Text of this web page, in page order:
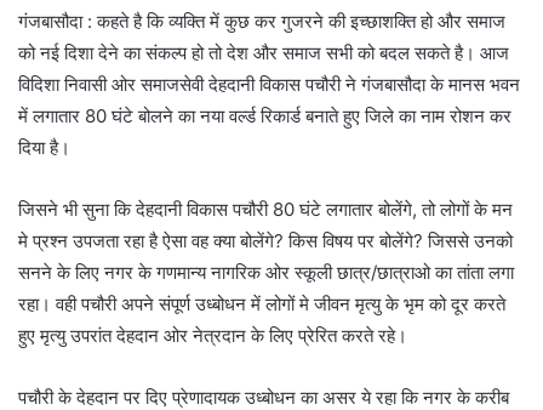
गंजबासौदा : कहते है कि व्यक्ति में कुछ कर गुजरने की इच्छाशक्ति हो और समाज
को नई दिशा देने का संकल्प हो तो देश और समाज सभी को बदल सकते है। आज
विदिशा निवासी ओर समाजसेवी देहदानी विकास पचौरी ने गंजबासौदा के मानस भवन
में लगातार 80 घंटे बोलने का नया वर्ल्ड रिकार्ड बनाते हुए जिले का नाम रोशन कर
दिया है।
जिसने भी सुना कि देहदानी विकास पचौरी 80 घंटे लगातार बोलेंगे, तो लोगों के मन
मे प्रश्न उपजता रहा है ऐसा वह क्या बोलेंगे? किस विषय पर बोलेंगे? जिससे उनको
सनने के लिए नगर के गणमान्य नागरिक ओर स्कूली छात्र/छात्राओ का तांता लगा
रहा। वही पचौरी अपने संपूर्ण उध्बोधन में लोगों मे जीवन मृत्यु के भृम को दूर करते
हुए मृत्यु उपरांत देहदान ओर नेत्रदान के लिए प्रेरित करते रहे।
पचौरी के देहदान पर दिए प्रेणादायक उध्बोधन का असर ये रहा कि नगर के करीब